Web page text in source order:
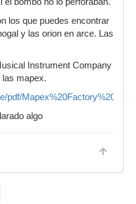
los que puedes encontrar
y las orion en arce. Las
Instrument Company
las mapex.
pdf/
algo